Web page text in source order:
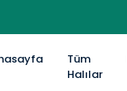
Tüm
Halılar